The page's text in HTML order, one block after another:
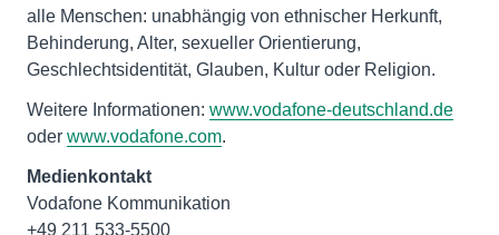
alle Menschen: unabhängig von ethnischer Herkunft,
Behinderung, Alter, sexueller Orientierung,
Geschlechtsidentität, Glauben, Kultur oder Religion.
Weitere Informationen: www.vodafone-deutschland.de
oder www.vodafone.com.
Medienkontakt
Vodafone Kommunikation